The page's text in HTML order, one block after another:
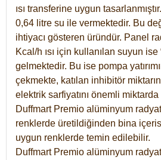
ısı transferine uygun
0,64 litre su ile vermektedir. Bu
ihtiyacı gösteren üründür. Panel
Kcal/h ısı için kullanılan suyun ise
gelmektedir. Bu ise pompa
çekmekte, katılan inhibitör
elektrik sarfiyatını önemli
Duffmart Premio alüminyum
renklerde üretildiğinden bina
uygun renklerde temin edilebilir.
Duffmart Premio alüminyum